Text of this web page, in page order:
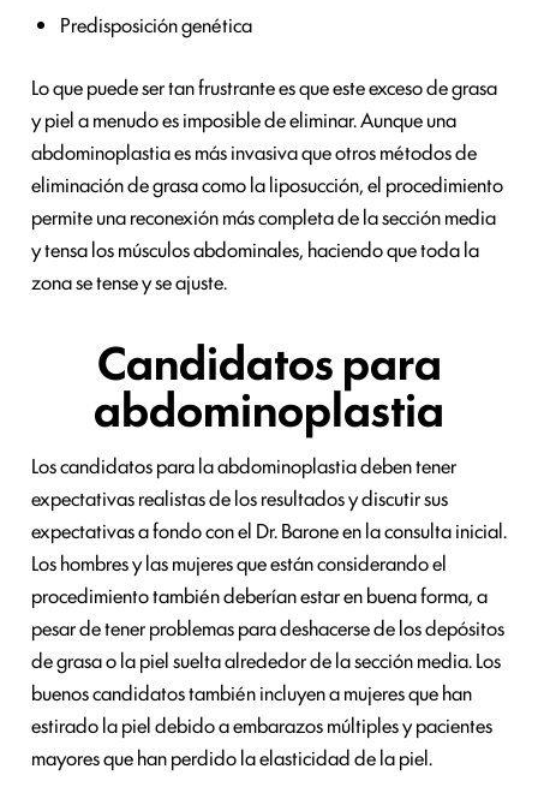
Predisposición genética
Lo que puede ser tan frustrante es que este exceso de grasa
y piel a menudo es imposible de eliminar. Aunque una
abdominoplastia es más invasiva que otros métodos de
eliminación de grasa como la liposucción, el procedimiento
permite una reconexión más completa de la sección media
y tensa los músculos abdominales, haciendo que toda la
zona se tense y se ajuste.
Candidatos para
abdominoplastia
Los candidatos para la abdominoplastia deben tener
expectativas realistas de los resultados y discutir sus
expectativas a fondo con el Dr. Barone en la consulta inicial.
Los hombres y las mujeres que están considerando el
procedimiento también deberían estar en buena forma, a
pesar de tener problemas para deshacerse de los depósitos
de grasa o la piel suelta alrededor de la sección media. Los
buenos candidatos también incluyen a mujeres que han
estirado la piel debido a embarazos múltiples y pacientes
mayores que han perdido la elasticidad de la piel.